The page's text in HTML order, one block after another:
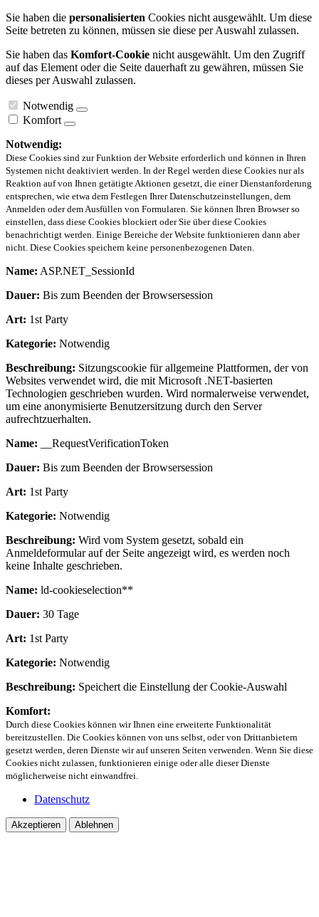
Sie haben die personalisierten Cookies nicht ausgewählt. Um diese
Seite betreten zu können, müssen sie diese per Auswahl zulassen.
Sie haben das Komfort-Cookie nicht ausgewählt. Um den Zugriff
auf das Element oder die Seite dauerhaft zu gewähren, müssen Sie
dieses per Auswahl zulassen.
Notwendig
Komfort
Notwendig:
Diese Cookies sind zur Funktion der Website erforderlich und können in Ihren
Systemen nicht deaktiviert werden. In der Regel werden diese Cookies nur als
Reaktion auf von Ihnen getätigte Aktionen gesetzt, die einer Dienstanforderung
entsprechen, wie etwa dem Festlegen Ihrer Datenschutzeinstellungen, dem
Anmelden oder dem Ausfüllen von Formularen. Sie können Ihren Browser so
einstellen, dass diese Cookies blockiert oder Sie über diese Cookies
benachrichtigt werden. Einige Bereiche der Website funktionieren dann aber
nicht. Diese Cookies speichern keine personenbezogenen Daten.
Name: ASP.NET_SessionId
Dauer: Bis zum Beenden der Browsersession
Art: 1st Party
Kategorie: Notwendig
Beschreibung: Sitzungscookie für allgemeine Plattformen, der von
Websites verwendet wird, die mit Microsoft .NET-basierten
Technologien geschrieben wurden. Wird normalerweise verwendet,
um eine anonymisierte Benutzersitzung durch den Server
aufrechtzuerhalten.
Name: __RequestVerificationToken
Dauer: Bis zum Beenden der Browsersession
Art: 1st Party
Kategorie: Notwendig
Beschreibung: Wird vom System gesetzt, sobald ein
Anmeldeformular auf der Seite angezeigt wird, es werden noch
keine Inhalte geschrieben.
Name: ld-cookieselection**
Dauer: 30 Tage
Art: 1st Party
Kategorie: Notwendig
Beschreibung: Speichert die Einstellung der Cookie-Auswahl
Komfort:
Durch diese Cookies können wir Ihnen eine erweiterte Funktionalität
bereitzustellen. Die Cookies können von uns selbst, oder von Drittanbietern
gesetzt werden, deren Dienste wir auf unseren Seiten verwenden. Wenn Sie diese
Cookies nicht zulassen, funktionieren einige oder alle dieser Dienste
möglicherweise nicht einwandfrei.
Datenschutz
Akzeptieren Ablehnen